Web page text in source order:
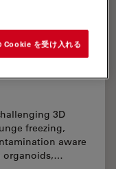
3D
freezing,
aware
organoids,…
Cookie を受け入れる